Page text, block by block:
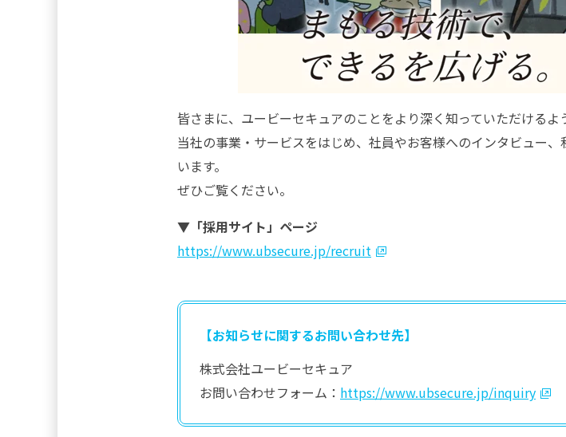
皆さまに、ユービーセキュアのことをより深く知っていただける
当社の事業・サービスをはじめ、社員やお客様へのインタビュー
います。
ぜひご覧ください。
▼「採用サイト」ページ
https://www.ubsecure.jp/recruit
【お知らせに関するお問い合わせ先】
株式会社ユービーセキュア
お問い合わせフォーム： https://www.ubsecure.jp/inquiry